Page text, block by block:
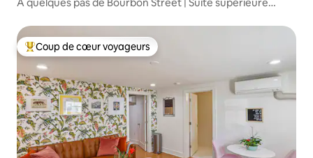
À quelques pas de Bourbon Street | Suite supérieure
Coups de cœur voyageurs les plus appréciés
Coup de cœur voyageurs